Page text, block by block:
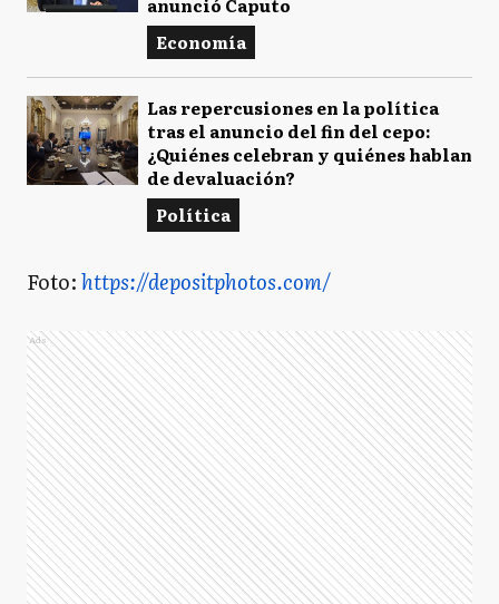
Economía
Las repercusiones en la política
tras el anuncio del fin del cepo:
¿Quiénes celebran y quiénes hablan
de devaluación?
Política
Foto:https://depositphotos.com/
Ads